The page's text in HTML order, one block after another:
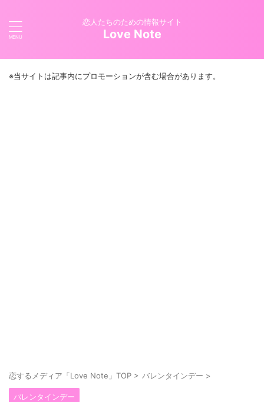
恋人たちのための情報サイト
Love Note
※当サイトは記事内にプロモーションが含む場合があります。
恋するメディア「Love Note」TOP > バレンタインデー >
バレンタインデー